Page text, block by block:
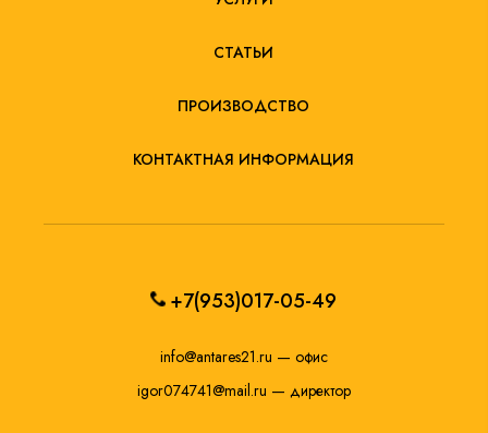
СТАТЬИ
ПРОИЗВОДСТВО
КОНТАКТНАЯ ИНФОРМАЦИЯ
+7(953)017-05-49
info@antares21.ru — офис
igor074741@mail.ru — директор